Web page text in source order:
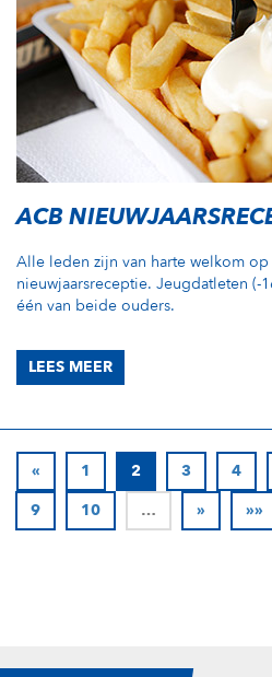
ACB
Alle leden zijn van harte welkom
nieuwjaarsreceptie. Jeugdatleten (-
één van beide ouders.
LEES MEER
« 1 2 3 4
9
10 … » »»